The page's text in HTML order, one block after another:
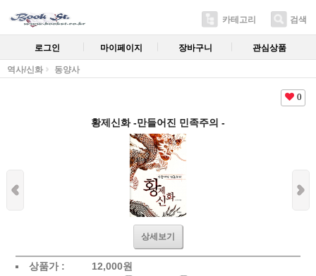
카테고리 검색
로그인 마이페이지 장바구니 관심상품
역사/신화 동양사
0
황제신화 -만들어진 민족주의 -
상세보기
상품가 : 12,000원